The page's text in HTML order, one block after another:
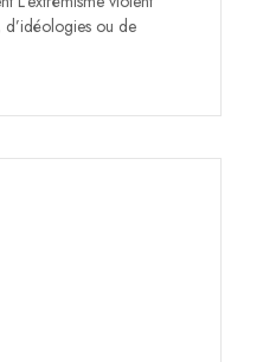
d’idéologies ou de